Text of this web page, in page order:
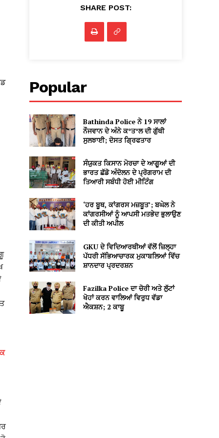
SHARE POST:
Popular
Bathinda Police ਨੇ 19 ਸਾਲਾਂ
ਨੌਜਵਾਨ ਦੇ ਅੰਨੇ ਕ*ਤ*ਲ ਦੀ ਗੁੱਥੀ
ਸੁਲਝਾਈ; ਦੋਸਤ ਗ੍ਰਿਫਤਾਰ
ਸੰਯੁਕਤ ਕਿਸਾਨ ਮੋਰਚਾ ਦੇ ਆਗੂਆਂ ਦੀ
ਭਾਰਤ ਛੱਡੋ ਅੰਦੋਲਨ ਦੇ ਪ੍ਰੋਗਰਾਮ ਦੀ
ਤਿਆਰੀ ਸਬੰਧੀ ਹੋਈ ਮੀਟਿੰਗ
‘ਹਰ ਬੂਥ, ਕਾਂਗਰਸ ਮਜ਼ਬੂਤ’; ਬਘੇਲ ਨੇ
ਕਾਂਗਰਸੀਆਂ ਨੂੰ ਆਪਸੀ ਮਤਭੇਦ ਭੁਲਾਉਣ
ਦੀ ਕੀਤੀ ਅਪੀਲ
GKU ਦੇ ਵਿਦਿਆਰਥੀਆਂ ਵੱਲੋਂ ਜ਼ਿਲ੍ਹਾ
ਪੱਧਰੀ ਸੱਭਿਆਚਾਰਕ ਮੁਕਾਬਲਿਆਂ ਵਿੱਚ
ਸ਼ਾਨਦਾਰ ਪ੍ਰਦਰਸ਼ਨ
Fazilka Police ਦਾ ਚੋਰੀ ਅਤੇ ਲੁੱਟਾਂ
ਖੋਹਾਂ ਕਰਨ ਵਾਲਿਆਂ ਵਿਰੁਧ ਵੱਡਾ
ਐਕਸ਼ਨ; 2 ਕਾਬੂ